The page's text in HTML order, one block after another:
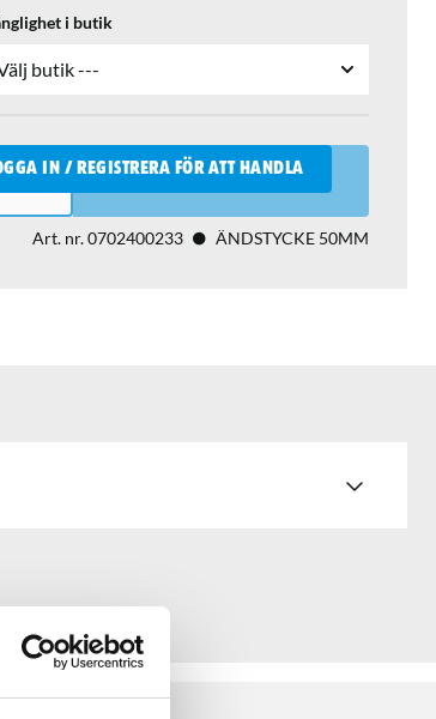
i butik
IN / REGISTRERA FÖR ATT HANDLA
LÄGG I VARUKORGEN
Art. nr.0702400233 ÄNDSTYCKE 50MM